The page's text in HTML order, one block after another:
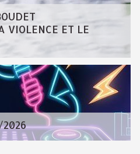
VIOLENCE ET LE
2026